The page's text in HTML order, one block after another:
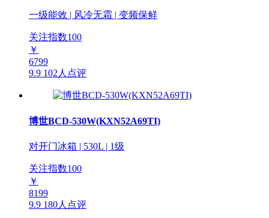
一级能效 | 风冷无霜 | 变频保鲜
关注指数100
￥
6799
9.9 102人点评
博世BCD-530W(KXN52A69TI)
对开门冰箱 | 530L | 1级
关注指数100
￥
8199
9.9 180人点评